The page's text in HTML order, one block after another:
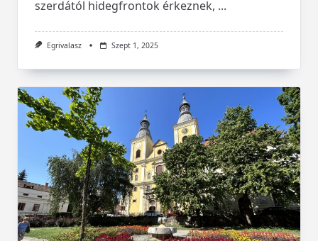
szerdától hidegfrontok érkeznek, ...
Egrivalasz Szept 1, 2025